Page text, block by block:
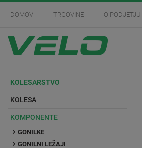
DOMOV TRGOVINE O PODJETJU
KOLESARSTVO
KOLESA
KOMPONENTE
GONILKE
GONILNI LEŽAJI